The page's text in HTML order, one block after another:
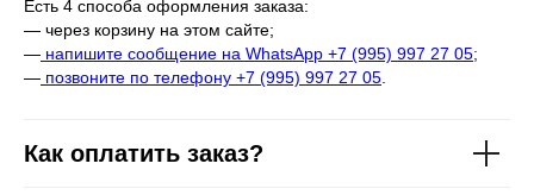
Есть 4 способа оформления заказа:
— через корзину на этом сайте;
— напишите сообщение на WhatsApp +7 (995) 997 27 05;
— позвоните по телефону +7 (995) 997 27 05
Как оплатить заказ?